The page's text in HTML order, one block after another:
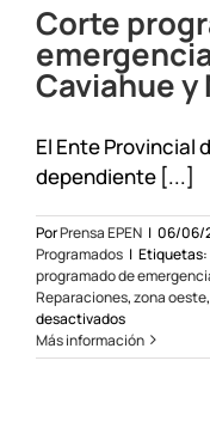
Corte
Caviahue y
El Ente Provincial
dependiente [...]
PorPrensa EPEN | 06/06/
Programados | Etiquetas:
programado de
Reparaciones,zona oeste,
desactivadosen
Corte
programado
Más información